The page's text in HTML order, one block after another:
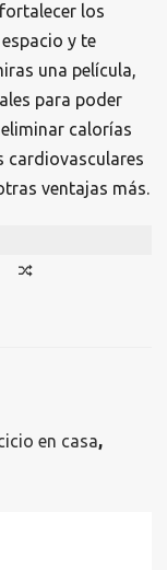
los
y te
una película,
para poder
calorías
cardiovasculares
ventajas más.
en casa,